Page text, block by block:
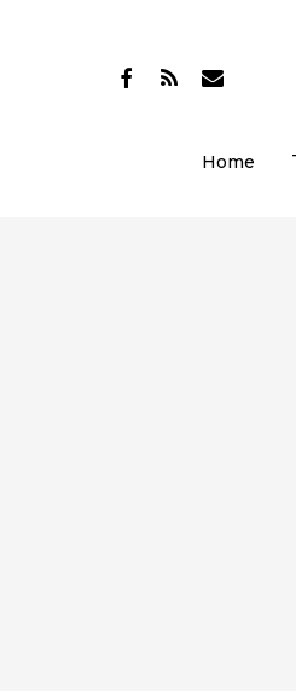
facebook
RSS email
Home